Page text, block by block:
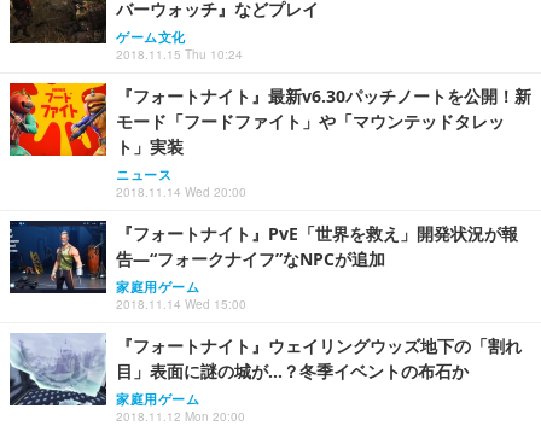
バーウォッチ』などプレイ
ゲーム文化
2018.11.15 Thu 10:24
『フォートナイト』最新v6.30パッチノートを公開！新
モード「フードファイト」や「マウンテッドタレッ
ト」実装
ニュース
2018.11.14 Wed 20:00
『フォートナイト』PvE「世界を救え」開発状況が報
告―“フォークナイフ”なNPCが追加
家庭用ゲーム
2018.11.14 Wed 15:00
『フォートナイト』ウェイリングウッズ地下の「割れ
目」表面に謎の城が…？冬季イベントの布石か
家庭用ゲーム
2018.11.12 Mon 20:00